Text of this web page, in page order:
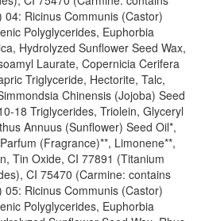
Ricinus Communis (Castor)
Polyglycerides, Euphorbia
Hydrolyzed Sunflower Seed Wax,
Laurate, Copernicia Cerifera
Triglyceride, Hectorite, Talc,
Chinensis (Jojoba) Seed
18 Triglycerides, Triolein, Glyceryl
Annuus (Sunflower) Seed Oil*,
(Fragrance)**, Limonene**,
Tin Oxide, CI 77891 (Titanium
CI 75470 (Carmine: contains
Ricinus Communis (Castor)
Polyglycerides, Euphorbia